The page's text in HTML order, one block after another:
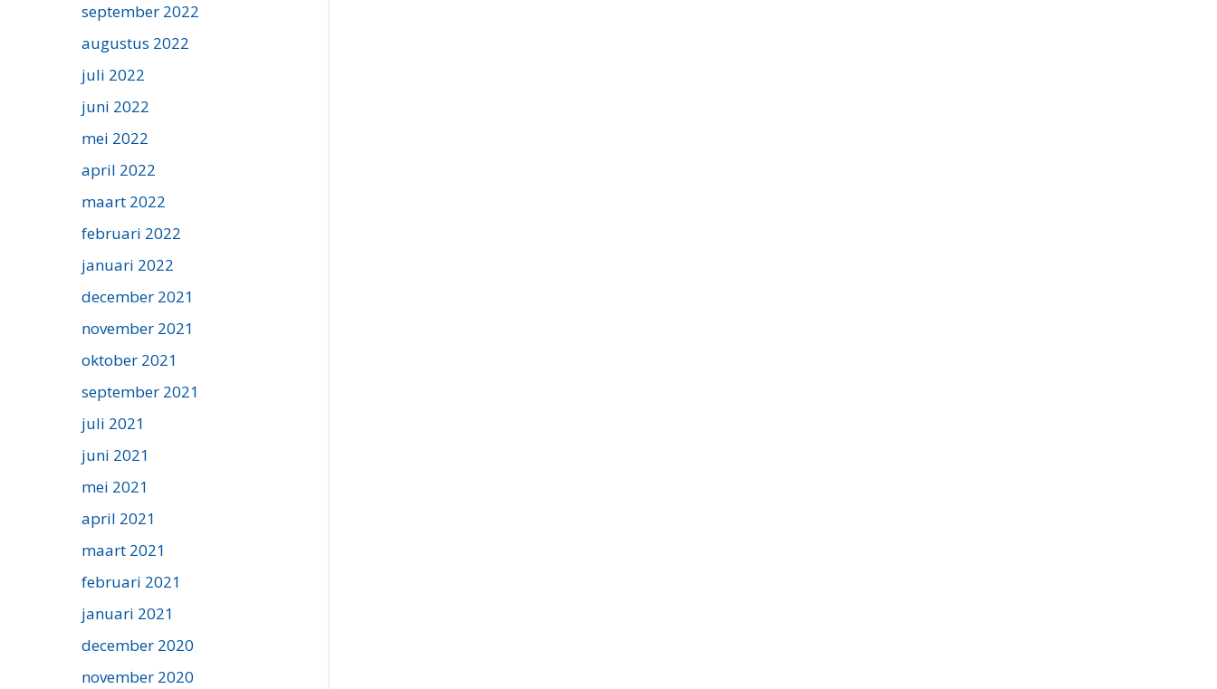
september 2022
augustus 2022
juli 2022
juni 2022
mei 2022
april 2022
maart 2022
februari 2022
januari 2022
december 2021
november 2021
oktober 2021
september 2021
juli 2021
juni 2021
mei 2021
april 2021
maart 2021
februari 2021
januari 2021
december 2020
november 2020